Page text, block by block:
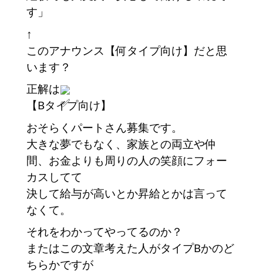
す」
↑
このアナウンス【何タイプ向け】だと思
います？
正解は
【Bタイプ向け】
おそらくパートさん募集です。
大きな夢でもなく、家族との両立や仲
間、お金よりも周りの人の笑顔にフォー
カスしてて
決して給与が高いとか昇給とかは言って
なくて。
それをわかってやってるのか？
またはこの文章考えた人がタイプBかのど
ちらかですが